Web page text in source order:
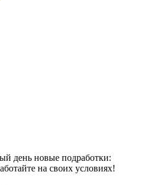
день новые подработки:
на своих условиях!